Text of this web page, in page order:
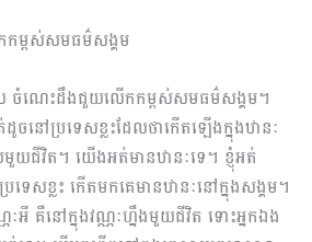
ម្ពស់សមធម៌សង្គម
ចំណេះ​ដឹងជួយលើកកម្ពស់សមធម៌សង្គម។
នៅប្រ​ទេសខ្លះដែលថាកើតឡើងក្នុងឋានៈ
ជីវិត។ យើងអត់មានឋានៈទេ។ ខ្ញុំអត់
េសខ្លះ កើតមកគេមានឋានៈនៅក្នុងសង្គម។
ៈអី គឺនៅក្នុងវណ្ណៈហ្នឹងមួយជីវិត ទោះអ្នកឯង